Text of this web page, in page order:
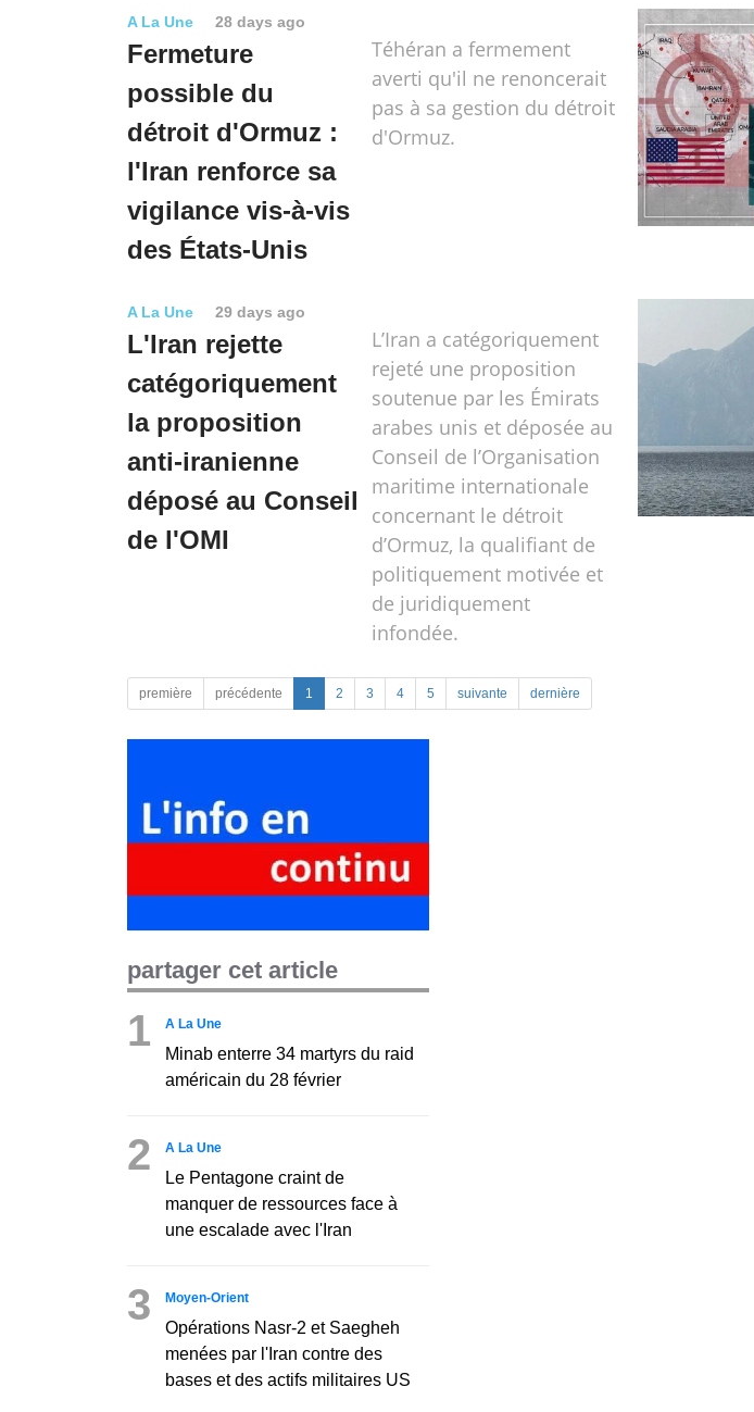
A La Une 28 days ago
Fermeture
possible du
détroit d'Ormuz :
l'Iran renforce sa
vigilance vis-à-vis
des États-Unis
Téhéran a fermement
averti qu'il ne renoncerait
pas à sa gestion du détroit
d'Ormuz.
A La Une 29 days ago
L'Iran rejette
catégoriquement
la proposition
anti-iranienne
déposé au Conseil
de l'OMI
L’Iran a catégoriquement
rejeté une proposition
soutenue par les Émirats
arabes unis et déposée au
Conseil de l’Organisation
maritime internationale
concernant le détroit
d’Ormuz, la qualifiant de
politiquement motivée et
de juridiquement
infondée.
première précédente 1 2 3 4 5 suivante dernière
partager cet article
1 A La Une
Minab enterre 34 martyrs du raid
américain du 28 février
2 A La Une
Le Pentagone craint de
manquer de ressources face à
une escalade avec l'Iran
3 Moyen-Orient
Opérations Nasr-2 et Saegheh
menées par l'Iran contre des
bases et des actifs militaires US